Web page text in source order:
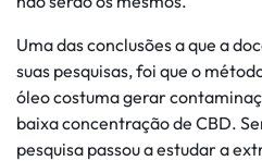
Uma das conclusões a que a
suas pesquisas, foi que o
óleo costuma gerar
baixa concentração de CBD.
pesquisa passou a estudar a